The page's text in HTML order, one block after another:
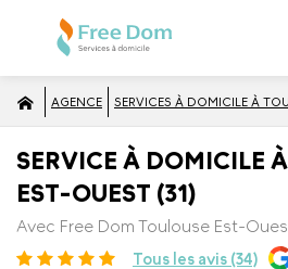
AGENCE SERVICES À DOMICILE À
SERVICE À DOMICILE
EST-OUEST (31)
Avec Free Dom Toulouse Est-
Tous les avis (34)